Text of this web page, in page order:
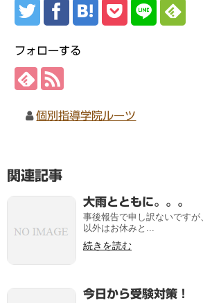
フォローする
個別指導学院ルーツ
関連記事
大雨とともに。。。
事後報告で申し訳ないです
以外はお休みと...
続きを読む
今日から受験対策！